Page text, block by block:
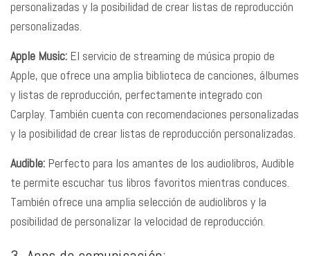
personalizadas y la posibilidad de crear listas de reproducción
personalizadas.
Apple Music: El servicio de streaming de música propio de
Apple, que ofrece una amplia biblioteca de canciones, álbumes
y listas de reproducción, perfectamente integrado con
Carplay. También cuenta con recomendaciones personalizadas
y la posibilidad de crear listas de reproducción personalizadas.
Audible: Perfecto para los amantes de los audiolibros, Audible
te permite escuchar tus libros favoritos mientras conduces.
También ofrece una amplia selección de audiolibros y la
posibilidad de personalizar la velocidad de reproducción.